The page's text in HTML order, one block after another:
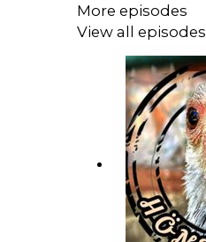
More episodes
View all episodes